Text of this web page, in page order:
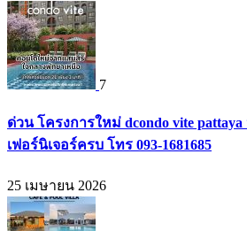
7
ด่วน โครงการใหม่ dcondo vite
เฟอร์นิเจอร์ครบ โทร 093-1681685
25 เมษายน 2026